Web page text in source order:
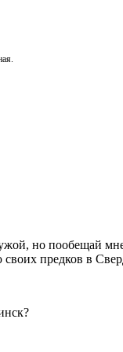
но пообещай
предков в